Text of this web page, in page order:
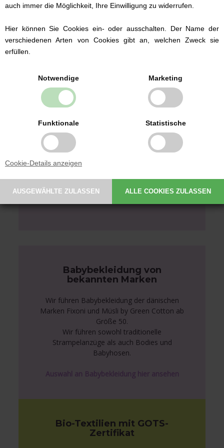
auch immer die Möglichkeit, Ihre Einwilligung zu widerrufen.
Hier können Sie Cookies ein- oder ausschalten. Der Name der
verschiedenen Arten von Cookies gibt an, welchen Zweck sie
erfüllen.
Notwendige Marketing
Funktionale Statistische
Cookie-Details anzeigen
Bitte beachten Sie, daß die
der wirklichen Fadenfarbe leicht
abweichen kann.
Babybekleidung von
bekannten Marken
Wir führen Babybekleidung der dänischen
Marken Fixoni und Müsli by Green Cotton ab
Größe 50.
Wir führen sowohl traditionelle
Strampelanzüge als auch Bodies und
Babyhosen.
Auswahl an Babybekleidung hier ansehen
Bio-Textilien mit GOTS-
Zertifikat